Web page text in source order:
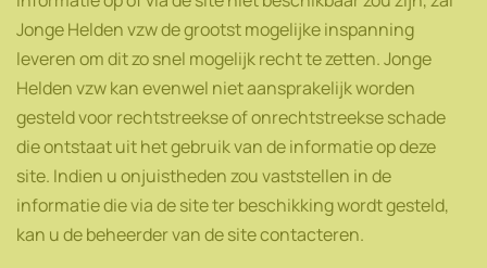
Jonge Helden vzw de grootst mogelijke inspanning
leveren om dit zo snel mogelijk recht te zetten. Jonge
Helden vzw kan evenwel niet aansprakelijk worden
gesteld voor rechtstreekse of onrechtstreekse schade
die ontstaat uit het gebruik van de informatie op deze
site. Indien u onjuistheden zou vaststellen in de
informatie die via de site ter beschikking wordt gesteld,
kan u de beheerder van de site contacteren.